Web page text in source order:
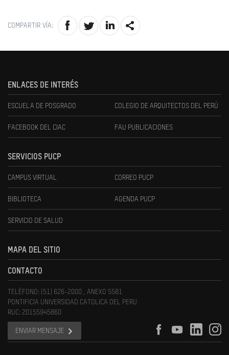
COMPARTIR VÍA:
ENLACES DE INTERÉS
ESCUELA DE POSGRADO COLEGIO DE ARQUITECTOS DEL PERÚ
FACEBOOK DEL CIAC FAU PUBLICACIONES
SERVICIOS PUCP
CAMPUS VIRTUAL CORREO PUCP
BIBLIOTECA AGENDA PUCP
SERVICIO DE SALUD
MAPA DEL SITIO
CONTACTO
TELÉFONO: (51) 626-2000 , ANEXO 5581
PONTIFICIA UNIVERSIDAD CATOLICA DEL PERU
RUC: 20155945860
ENVIAR MENSAJE